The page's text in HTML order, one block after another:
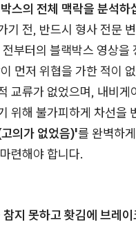
스의 전체 맥락을 분석하
기 전, 반드시 형사 전문
부터의 블랙박스 영상을
먼저 위협을 가한 적이
교류가 없었으며, 내비게
위해 불가피하게 차선을
의가 없었음)'를 완벽하
련해야 합니다.
지 못하고 홧김에 브레